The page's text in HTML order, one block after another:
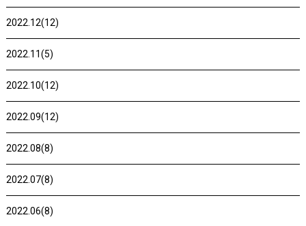
2022.12(12)
2022.11(5)
2022.10(12)
2022.09(12)
2022.08(8)
2022.07(8)
2022.06(8)